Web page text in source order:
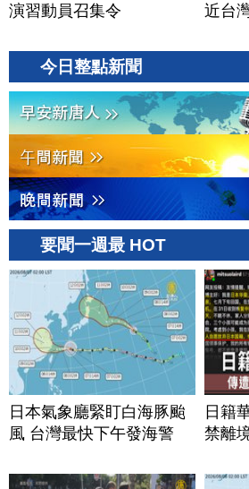
演習動員召集令
近台
今日整點新聞
要聞一週最 HOT
日本氣象廳緊盯白海豚颱
風 台灣最快下午發海警
日籍
禁離